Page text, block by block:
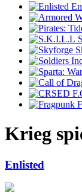
Krieg
Enlisted